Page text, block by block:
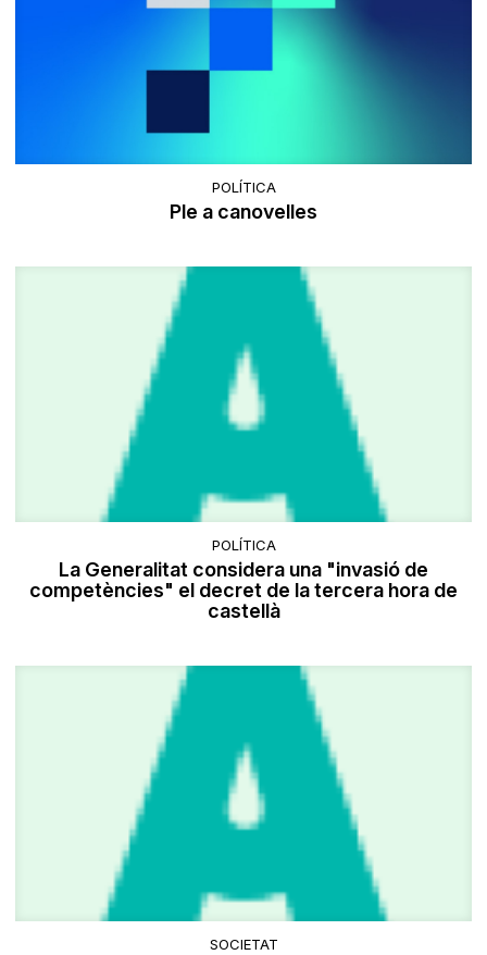
POLÍTICA
Ple a canovelles
POLÍTICA
La Generalitat considera una "invasió de
competències" el decret de la tercera hora de
castellà
SOCIETAT